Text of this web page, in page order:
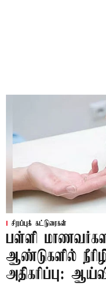
சிறப்புக் கட்டுரைகள்
பள்ளி
ஆண்டுகளில்
அதிகரிப்பு: